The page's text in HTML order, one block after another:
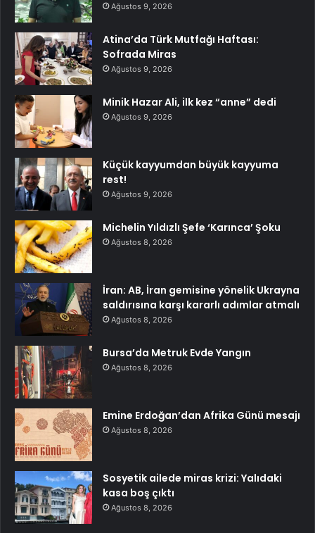
Ağustos 9, 2026
Atina’da Türk Mutfağı Haftası:
Sofrada Miras
Ağustos 9, 2026
Minik Hazar Ali, ilk kez “anne” dedi
Ağustos 9, 2026
Küçük kayyumdan büyük kayyuma
rest!
Ağustos 9, 2026
Michelin Yıldızlı Şefe ‘Karınca’ Şoku
Ağustos 8, 2026
İran: AB, İran gemisine yönelik Ukrayna
saldırısına karşı kararlı adımlar atmalı
Ağustos 8, 2026
Bursa’da Metruk Evde Yangın
Ağustos 8, 2026
Emine Erdoğan’dan Afrika Günü mesajı
Ağustos 8, 2026
Sosyetik ailede miras krizi: Yalıdaki
kasa boş çıktı
Ağustos 8, 2026